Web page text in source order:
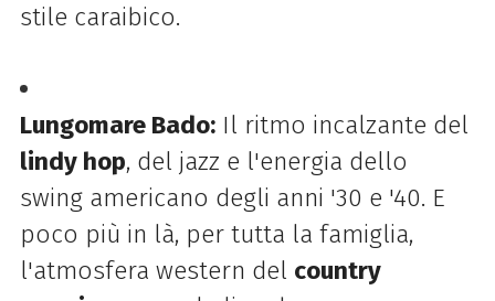
stile caraibico.
Lungomare Bado:Il ritmo incalzante del
lindy hop, del jazz e l'energia dello
swing americano degli anni '30 e '40. E
poco più in là, per tutta la famiglia,
l'atmosfera western del country